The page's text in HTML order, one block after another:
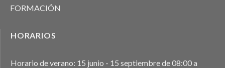
FORMACIÓN
HORARIOS
Horario de verano: 15 junio - 15 septiembre de 08:00 a